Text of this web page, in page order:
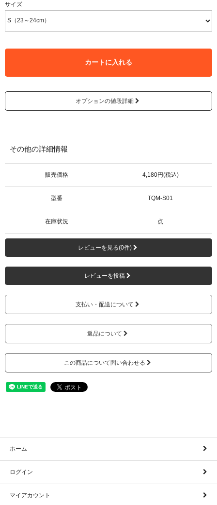
サイズ
カートに入れる
オプションの値段詳細
その他の詳細情報
販売価格 4,180円(税込)
型番 TQM-S01
在庫状況 点
レビューを見る(0件)
レビューを投稿
支払い・配送について
返品について
この商品について問い合わせる
ホーム
ログイン
マイアカウント